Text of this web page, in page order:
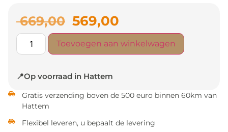
669,00 569,00
Toevoegen aan winkelwagen
📍Op voorraad in Hattem
Gratis verzending boven de 500 euro binnen 60km van
Hattem
Flexibel leveren, u bepaalt de levering